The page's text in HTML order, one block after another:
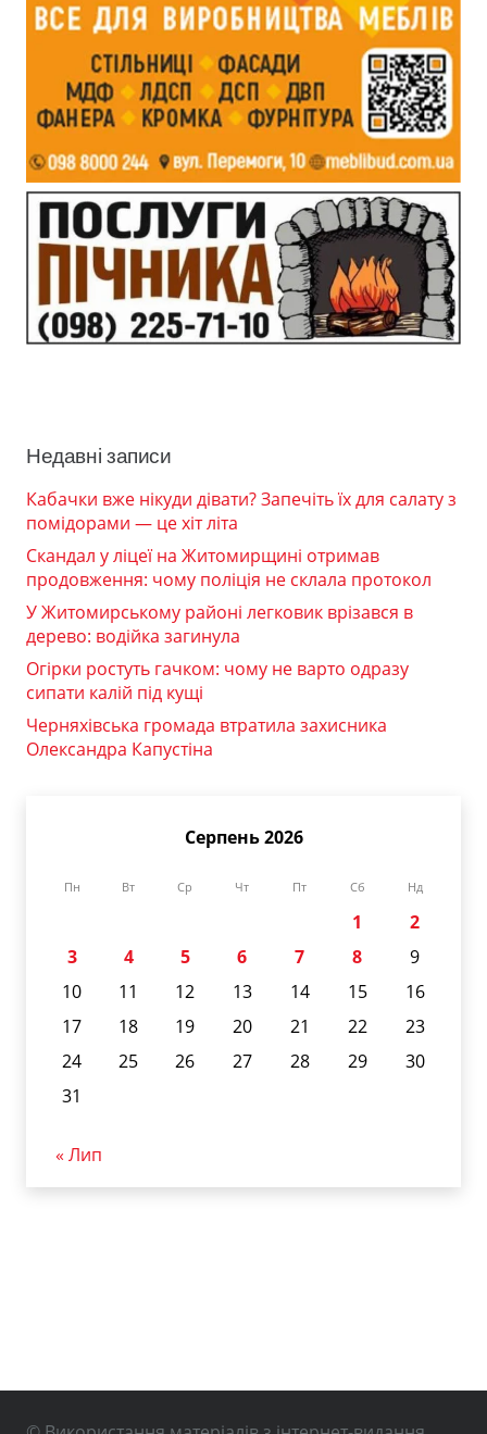
Недавні записи
Кабачки вже нікуди дівати? Запечіть їх для салату з
помідорами — це хіт літа
Скандал у ліцеї на Житомирщині отримав
продовження: чому поліція не склала протокол
У Житомирському районі легковик врізався в
дерево: водійка загинула
Огірки ростуть гачком: чому не варто одразу
сипати калій під кущі
Черняхівська громада втратила захисника
Олександра Капустіна
Серпень 2026
Пн Вт Ср Чт Пт Сб Нд
1
2
3
4 5 6 7 8
9
10
11 12 13 14 15
16
17
18 19 20 21 22
23
24
25 26 27 28 29
30
31
« Лип